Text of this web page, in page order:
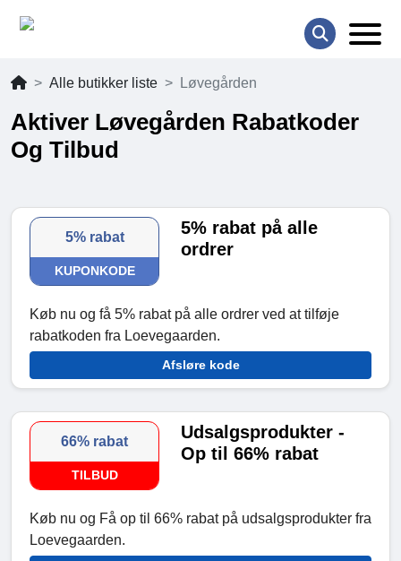
Alle butikker liste Løvegården
Aktiver Løvegården Rabatkoder
Og Tilbud
5% rabat
KUPONKODE
5% rabat på alle
ordrer
Køb nu og få 5% rabat på alle ordrer ved at tilføje
rabatkoden fra Loevegaarden.
Afsløre kode
66% rabat
TILBUD
Udsalgsprodukter -
Op til 66% rabat
Køb nu og Få op til 66% rabat på udsalgsprodukter fra
Loevegaarden.